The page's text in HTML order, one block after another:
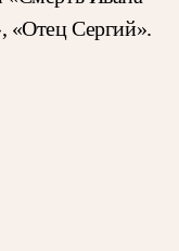
«Отец Сергий».